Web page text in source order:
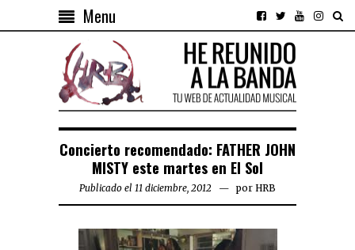
Menu
Concierto recomendado: FATHER JOHN
MISTY este martes en El Sol
Publicado el 11 diciembre, 2012 por HRB